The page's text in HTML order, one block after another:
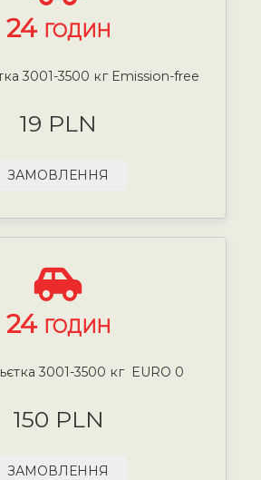
24 ГОДИН
3001-3500 кг Emission-free
19 PLN
ЗАМОВЛЕННЯ
24 ГОДИН
3001-3500 кг EURO 0
150 PLN
ЗАМОВЛЕННЯ